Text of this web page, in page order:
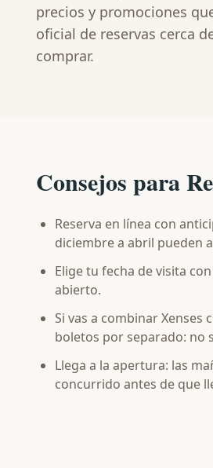
precios y promociones
oficial de reservas cerca
comprar.
Consejos para
Reserva en línea con
diciembre a abril pueden
Elige tu fecha de visita
abierto.
Si vas a combinar
boletos por separado: no
Llega a la apertura: las
concurrido antes de que